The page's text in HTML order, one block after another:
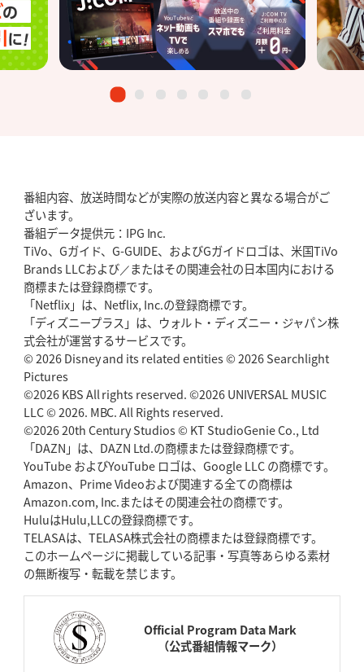
番組内容、放送時間などが実際の放送内容と異なる場合がご
ざいます。
番組データ提供元：IPG Inc.
TiVo、Gガイド、G-GUIDE、およびGガイドロゴは、米国TiVo
Brands LLCおよび／またはその関連会社の日本国内における
商標または登録商標です。
「Netflix」は、Netflix, Inc.の登録商標です。
「ディズニープラス」は、ウォルト・ディズニー・ジャパン株
式会社が運営するサービスです。
© 2026 Disney and its related entities © 2026 Searchlight
Pictures
©2026 KBS All rights reserved. ©2026 UNIVERSAL MUSIC
LLC © 2026. MBC. All Rights reserved.
©2026 20th Century Studios © KT StudioGenie Co., Ltd
「DAZN」は、DAZN Ltd.の商標または登録商標です。
YouTube およびYouTube ロゴは、Google LLC の商標です。
Amazon、Prime Videoおよび関連する全ての商標は
Amazon.com, Inc.またはその関連会社の商標です。
HuluはHulu,LLCの登録商標です。
TELASAは、TELASA株式会社の商標または登録商標です。
このホームページに掲載している記事・写真等あらゆる素材
の無断複写・転載を禁じます。
Official Program Data Mark
（公式番組情報マーク）